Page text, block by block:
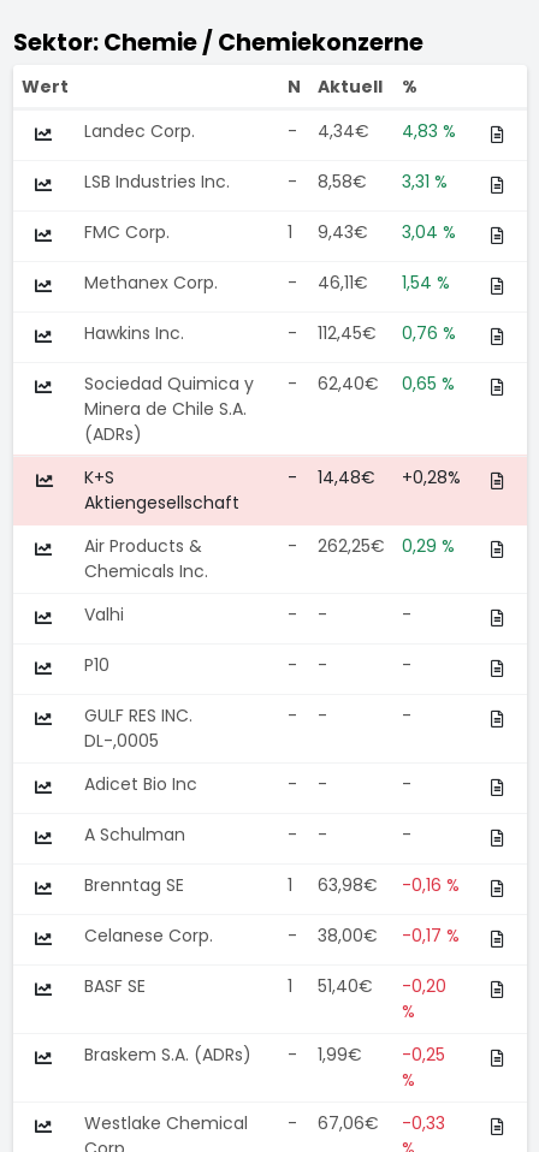
Sektor: Chemie / Chemiekonzerne
Wert N Aktuell
%
Landec Corp.
- 4,34€ 4,83 %
LSB Industries Inc. - 8,58€ 3,31 %
FMC Corp. 1 9,43€ 3,04 %
Methanex Corp. - 46,11€ 1,54 %
Hawkins Inc. - 112,45€ 0,76 %
Sociedad Quimica y
Minera de Chile S.A.
(ADRs)
- 62,40€ 0,65 %
K+S
Aktiengesellschaft
- 14,48€ +0,28%
Air Products &
Chemicals Inc.
- 262,25€ 0,29 %
Valhi - - -
P10 - - -
GULF RES INC.
DL-,0005
- - -
Adicet Bio Inc - - -
A Schulman - - -
Brenntag SE 1 63,98€ -0,16 %
Celanese Corp. - 38,00€ -0,17 %
BASF SE 1 51,40€
-0,20
%
Braskem S.A. (ADRs)
- 1,99€
-0,25
%
Westlake Chemical
- 67,06€
-0,33